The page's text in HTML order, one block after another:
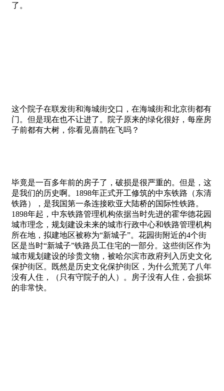
了。
这个院子在联发街和海城街交口，在海城街和北京街都有
门。但是现在也不让进了。院子原来的绿化很好，每座房
子前都有大树，你看见喜鹊在飞吗？
毕竟是一百多年前的房子了，破损是很严重的。但是，这
是我们的历史啊。1898年正式开工修筑的中东铁路（东清
铁路），是我国第一条连接欧亚大陆桥的国际性铁路。
1898年起，中东铁路管理机构依据当时先进的霍华德花园
城市理念，规划建设未来的城市行政中心和铁路管理机构
所在地，拟建地区被称为“新城子”。花园街附近的4个街
区是当时“新城子”铁路员工住宅的一部分。这些街区作为
城市规划建设的珍贵文物，被哈尔滨市政府列入历史文化
保护街区。既然是历史文化保护街区，为什么荒芜了八年
没有人住，（只有守院子的人）。房子没有人住，会损坏
的非常快。